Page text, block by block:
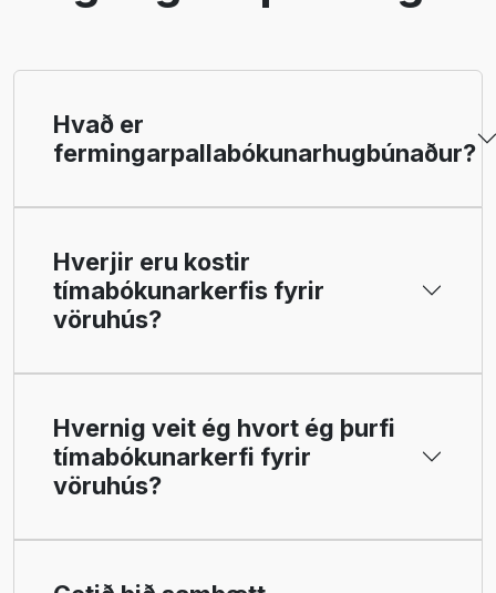
Hvað er
fermingarpallabókunarhugbúnaður?
Hverjir eru kostir
tímabókunarkerfis fyrir
vöruhús?
Hvernig veit ég hvort ég þurfi
tímabókunarkerfi fyrir
vöruhús?